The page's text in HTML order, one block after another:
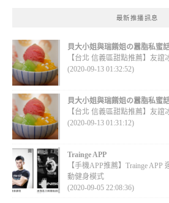
最新推播訊息
貝大小姐與瑞餚姐の囂脂私蜜
【台北 信義區甜點推薦】友
(2020-09-13 01:32:52)
貝大小姐與瑞餚姐の囂脂私蜜
【台北 信義區甜點推薦】友
(2020-09-13 01:31:12)
Trainge APP
【手機APP推薦】Trainge
動健身模式
(2020-09-05 22:08:36)